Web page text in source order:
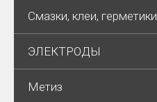
Смазки, клеи, герметики
ЭЛЕКТРОДЫ
Метиз